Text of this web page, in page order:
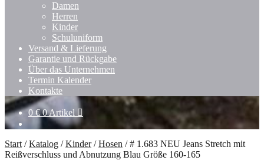
Untermenü
öffnen
Damen
Herren
Kinder
Schuluniform
Versand & Lieferung
Garantie und Rückgabe
Über das Unternehmen
Termin Kalender
Kontakte
0 € 0 Artikel
Start /Katalog /Kinder/Hosen /# 1.683 NEU Jeans Stretch mit
Reißverschluss und Abnutzung Blau Größe 160-165